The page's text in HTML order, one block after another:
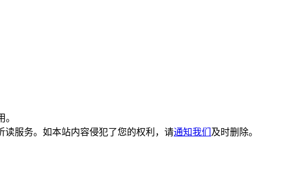
服务。如本站内容侵犯了您的权利，请通知我们 及时删除。